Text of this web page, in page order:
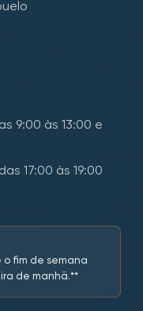
9:00 às 13:00 e
17:00 às 19:00
fim de semana
de manhã.**